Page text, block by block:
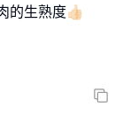
生熟度👍🏻